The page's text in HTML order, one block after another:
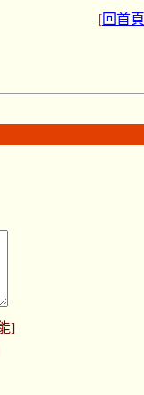
[回首頁
]